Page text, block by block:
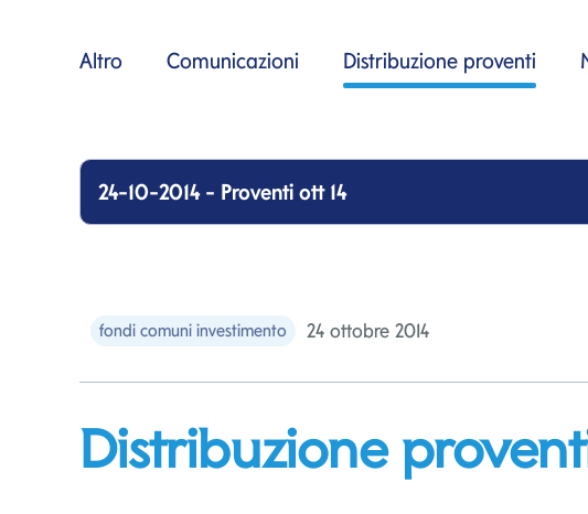
Altro Comunicazioni Distribuzione proventi
24-10-2014 - Proventi ott 14
fondi comuni investimento 24 ottobre 2014
Distribuzione